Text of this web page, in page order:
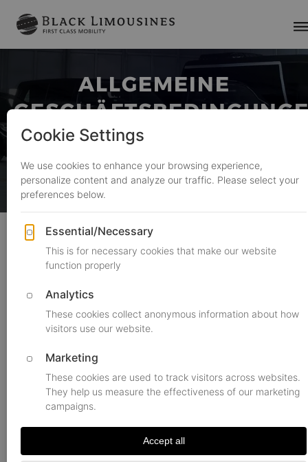
ALLGEMEINE
Limousinenservice
Alle Preise verstehen sich in
Euro und enthalten die
Mehrwertsteuer (19 %)
Die Mietpreise beinhalten Fahrerservice,
Kraftstoffkosten sowie Park‑ und
Mautgebühren
Kreditkarte oder bar an den Fahrer erfolgen.
Bei Kreditkartenzahlung werden zusätzlich